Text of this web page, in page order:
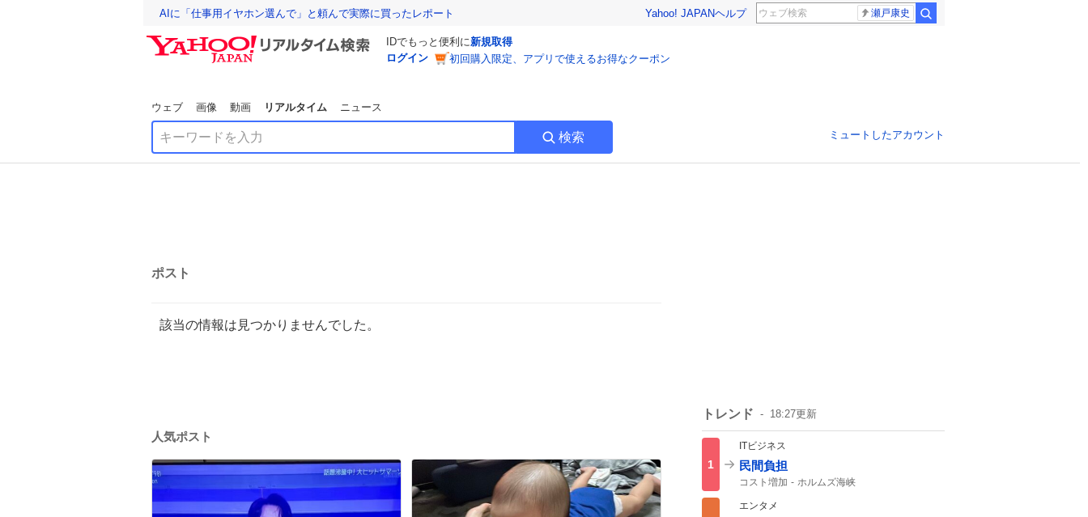
AIに「仕事用イヤホン選んで」と頼んで実際に買ったレポート Yahoo! JAPANヘルプ 瀬戸康史
IDでもっと便利に新規取得
ログイン
初回購入限定、アプリで使えるお得なクーポン
ウェブ 画像 動画 リアルタイム ニュース
検索 ミュートしたアカウント
ポスト
該当の情報は見つかりませんでした。
人気ポスト
トレンド 18:27更新
1
ITビジネス
民間負担
コスト増加 ホルムズ海峡
エンタメ